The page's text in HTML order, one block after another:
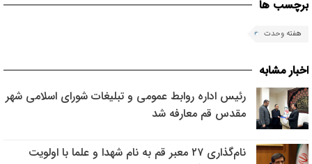
برچسب ها
هفته وحدت
اخبار مشابه
رئیس اداره روابط عمومی و تبلیغات شورای اسلامی شهر
مقدس قم معارفه شد
نام‌گذاری ۲۷ معبر قم به نام شهدا و علما با اولویت